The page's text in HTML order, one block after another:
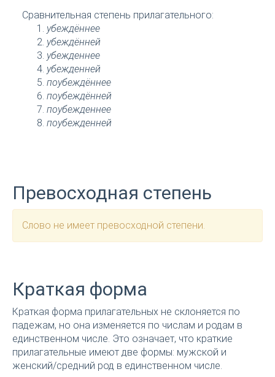
Сравнительная степень прилагательного:
убеждённее
убеждённей
убежденнее
убежденней
поубеждённее
поубеждённей
поубежденнее
поубежденней
Превосходная степень
Слово не имеет превосходной степени.
Краткая форма
Краткая форма прилагательных не склоняется по
падежам, но она изменяется по числам и родам в
единственном числе. Это означает, что краткие
прилагательные имеют две формы: мужской и
женский/средний род в единственном числе.